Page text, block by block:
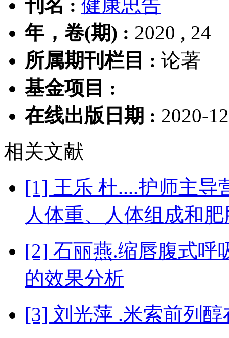
刊名 : 健康忠告
年，卷(期) : 2020 , 24
所属期刊栏目 : 论著
基金项目 :
在线出版日期 : 2020-
相关文献
[1] 王乐 杜....护师主导
人体重、人体组成和
[2] 石丽燕.缩唇腹式呼
的效果分析
[3] 刘光萍 .米索前列